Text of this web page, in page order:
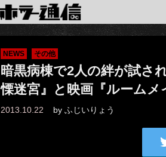
NEWS その他
暗黒病棟で2人の絆が試さ
慄迷宮』と映画『ルーム
2013.10.22 by ふじいりょう